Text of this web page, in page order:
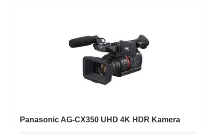
Panasonic AG-CX350 UHD 4K HDR Kamera